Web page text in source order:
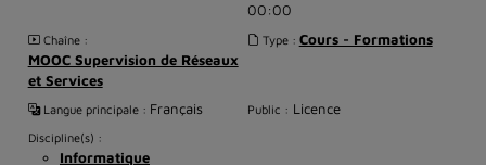
00:00
Chaîne :
MOOC Supervision de Réseaux
et Services
Type : Cours - Formations
Langue principale : Français Public : Licence
Discipline(s) :
Informatique